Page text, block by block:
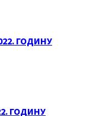
ГОДИНУ
ГОДИНУ